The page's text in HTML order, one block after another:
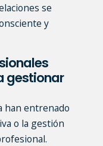
se
y
gestionar
han entrenado
o la gestión